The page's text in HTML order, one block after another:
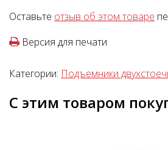
Оставьте отзыв об этом товаре
Версия для печати
Категории: Подъемники
С этим товаром